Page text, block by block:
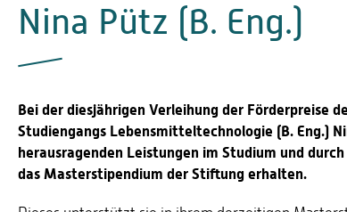
Nina Pütz (B. Eng.)
Bei der diesjährigen Verleihung der Förderpreise
Studiengangs Lebensmitteltechnologie (B. Eng.)
herausragenden Leistungen im Studium und
das Masterstipendium der Stiftung erhalten.